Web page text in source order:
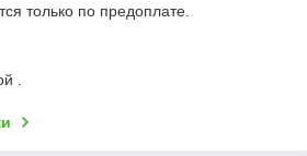
только по предоплате.
.